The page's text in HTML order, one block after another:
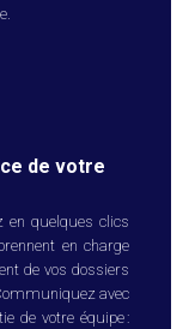
de votre
en quelques clics
en charge
de vos dossiers
avec
de votre équipe :